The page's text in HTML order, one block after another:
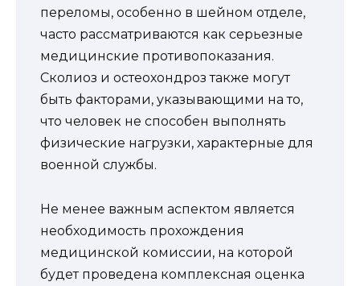
переломы, особенно в шейном отделе,
часто рассматриваются как серьезные
медицинские противопоказания.
Сколиоз и остеохондроз также могут
быть факторами, указывающими на то,
что человек не способен выполнять
физические нагрузки, характерные для
военной службы.
Не менее важным аспектом является
необходимость прохождения
медицинской комиссии, на которой
будет проведена комплексная оценка